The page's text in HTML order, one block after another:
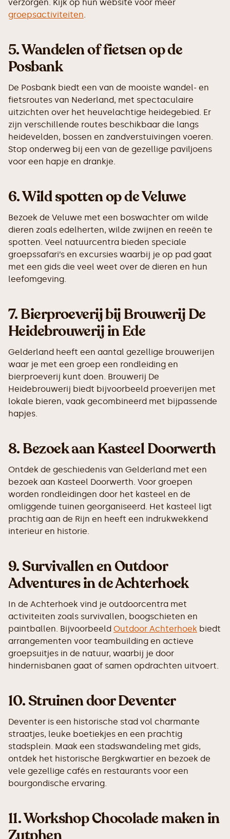
verzorgen. Kijk op hun website voor meer
groepsactiviteiten.
5.Wandelen of fietsen op de
Posbank
De Posbank biedt een van de mooiste wandel- en
fietsroutes van Nederland, met spectaculaire
uitzichten over het heuvelachtige heidegebied. Er
zijn verschillende routes beschikbaar die langs
heidevelden, bossen en zandverstuivingen voeren.
Stop onderweg bij een van de gezellige paviljoens
voor een hapje en drankje.
6.Wild spotten op de Veluwe
Bezoek de Veluwe met een boswachter om wilde
dieren zoals edelherten, wilde zwijnen en reeën te
spotten. Veel natuurcentra bieden speciale
groepssafari’s en excursies waarbij je op pad gaat
met een gids die veel weet over de dieren en hun
leefomgeving.
7.Bierproeverij bij Brouwerij De
Heidebrouwerij in Ede
Gelderland heeft een aantal gezellige brouwerijen
waar je met een groep een rondleiding en
bierproeverij kunt doen. Brouwerij De
Heidebrouwerij biedt bijvoorbeeld proeverijen met
lokale bieren, vaak gecombineerd met bijpassende
hapjes.
8.Bezoek aan Kasteel Doorwerth
Ontdek de geschiedenis van Gelderland met een
bezoek aan Kasteel Doorwerth. Voor groepen
worden rondleidingen door het kasteel en de
omliggende tuinen georganiseerd. Het kasteel ligt
prachtig aan de Rijn en heeft een indrukwekkend
interieur en historie.
9.Survivallen en Outdoor
Adventures in de Achterhoek
In de Achterhoek vind je outdoorcentra met
activiteiten zoals survivallen, boogschieten en
paintballen. Bijvoorbeeld Outdoor Achterhoek biedt
arrangementen voor teambuilding en actieve
groepsuitjes in de natuur, waarbij je door
hindernisbanen gaat of samen opdrachten uitvoert.
10.Struinen door Deventer
Deventer is een historische stad vol charmante
straatjes, leuke boetiekjes en een prachtig
stadsplein. Maak een stadswandeling met gids,
ontdek het historische Bergkwartier en bezoek de
vele gezellige cafés en restaurants voor een
bourgondische ervaring.
11.Workshop Chocolade maken in